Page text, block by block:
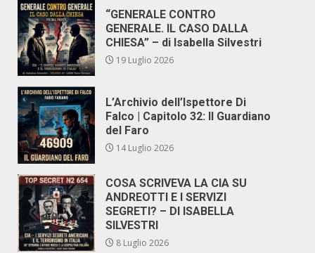
“GENERALE CONTRO
GENERALE. IL CASO DALLA
CHIESA” – di Isabella Silvestri
19 Luglio 2026
L’Archivio dell’Ispettore Di
Falco | Capitolo 32: Il Guardiano
del Faro
14 Luglio 2026
COSA SCRIVEVA LA CIA SU
ANDREOTTI E I SERVIZI
SEGRETI? – DI ISABELLA
SILVESTRI
8 Luglio 2026